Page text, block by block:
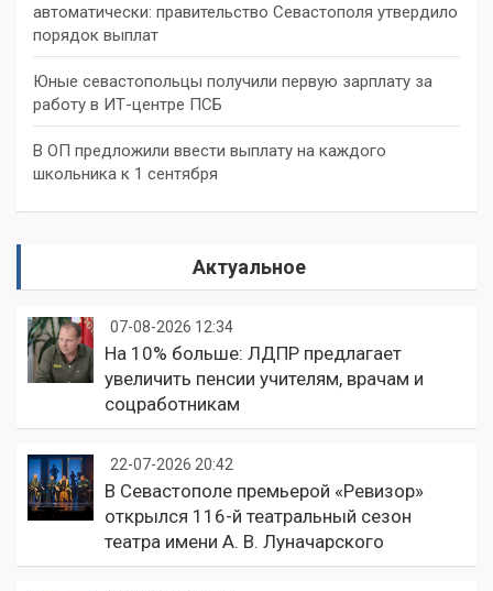
автоматически: правительство Севастополя утвердило
порядок выплат
Юные севастопольцы получили первую зарплату за
работу в ИТ-центре ПСБ
В ОП предложили ввести выплату на каждого
школьника к 1 сентября
Актуальное
07-08-2026 12:34
На 10% больше: ЛДПР предлагает
увеличить пенсии учителям, врачам и
соцработникам
22-07-2026 20:42
В Севастополе премьерой «Ревизор»
открылся 116-й театральный сезон
театра имени А. В. Луначарского